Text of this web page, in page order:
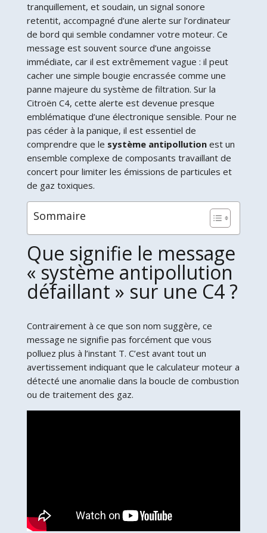
tranquillement, et soudain, un signal sonore
retentit, accompagné d’une alerte sur l’ordinateur
de bord qui semble condamner votre moteur. Ce
message est souvent source d’une angoisse
immédiate, car il est extrêmement vague : il peut
cacher une simple bougie encrassée comme une
panne majeure du système de filtration. Sur la
Citroën C4, cette alerte est devenue presque
emblématique d’une électronique sensible. Pour ne
pas céder à la panique, il est essentiel de
comprendre que le système antipollutionest un
ensemble complexe de composants travaillant de
concert pour limiter les émissions de particules et
de gaz toxiques.
Sommaire
Que signifie le message
« système antipollution
défaillant » sur une C4 ?
Contrairement à ce que son nom suggère, ce
message ne signifie pas forcément que vous
polluez plus à l’instant T. C’est avant tout un
avertissement indiquant que le calculateur moteur a
détecté une anomalie dans la boucle de combustion
ou de traitement des gaz.